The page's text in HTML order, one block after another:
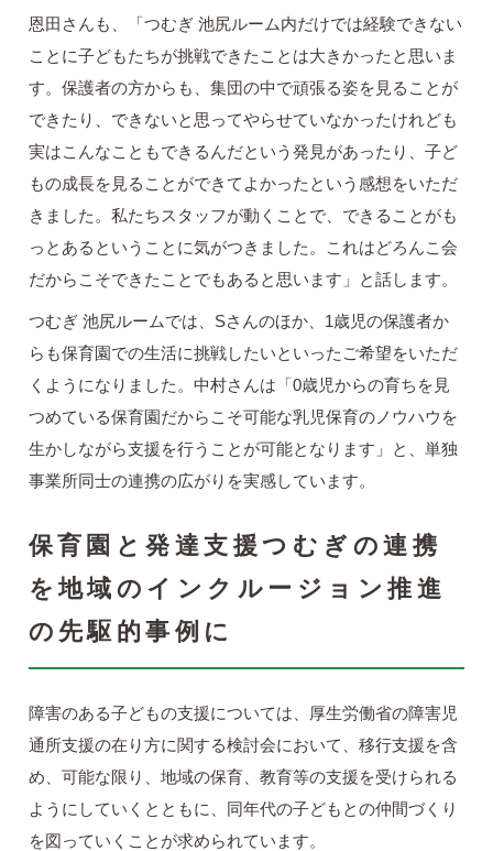
恩田さんも、「つむぎ 池尻ルーム内だけでは経験できない
ことに子どもたちが挑戦できたことは大きかったと思いま
す。保護者の方からも、集団の中で頑張る姿を見ることが
できたり、できないと思ってやらせていなかったけれども
実はこんなこともできるんだという発見があったり、子ど
もの成長を見ることができてよかったという感想をいただ
きました。私たちスタッフが動くことで、できることがも
っとあるということに気がつきました。これはどろんこ会
だからこそできたことでもあると思います」と話します。
つむぎ 池尻ルームでは、Sさんのほか、1歳児の保護者か
らも保育園での生活に挑戦したいといったご希望をいただ
くようになりました。中村さんは「0歳児からの育ちを見
つめている保育園だからこそ可能な乳児保育のノウハウを
生かしながら支援を行うことが可能となります」と、単独
事業所同士の連携の広がりを実感しています。
保育園と発達支援つむぎの連携
を地域のインクルージョン推進
の先駆的事例に
障害のある子どもの支援については、厚生労働省の障害児
通所支援の在り方に関する検討会において、移行支援を含
め、可能な限り、地域の保育、教育等の支援を受けられる
ようにしていくとともに、同年代の子どもとの仲間づくり
を図っていくことが求められています。